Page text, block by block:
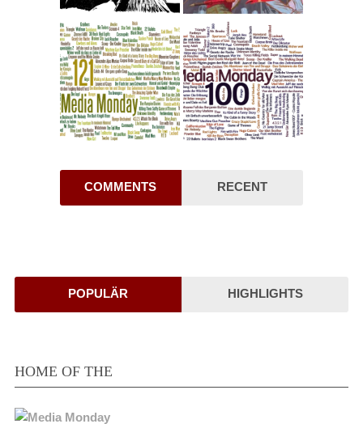
COMMENTS RECENT
POPULÄR HIGHLIGHTS
HOME OF THE